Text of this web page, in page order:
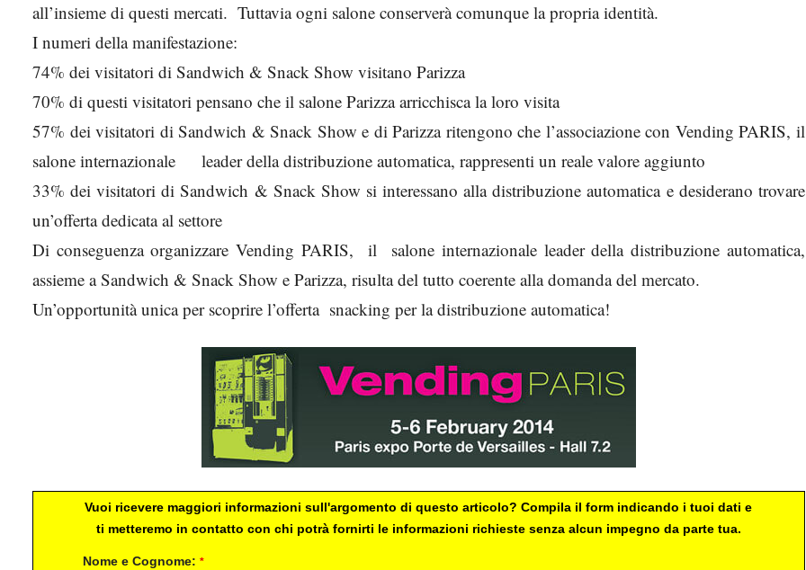
all’insieme di questi mercati. Tuttavia ogni salone conserverà comunque la propria identità.
I numeri della manifestazione:
74% dei visitatori di Sandwich & Snack Show visitano Parizza
70% di questi visitatori pensano che il salone Parizza arricchisca la loro visita
57% dei visitatori di Sandwich & Snack Show e di Parizza ritengono che l’associazione con Vending PARIS, il
salone internazionale leader della distribuzione automatica, rappresenti un reale valore aggiunto
33% dei visitatori di Sandwich & Snack Show si interessano alla distribuzione automatica e desiderano trovare
un’offerta dedicata al settore
Di conseguenza organizzare Vending PARIS, il salone internazionale leader della distribuzione automatica,
assieme a Sandwich & Snack Show e Parizza, risulta del tutto coerente alla domanda del mercato.
Un’opportunità unica per scoprire l’offerta snacking per la distribuzione automatica!
Vuoi ricevere maggiori informazioni sull'argomento di questo articolo? Compila il form indicando i tuoi dati e
ti metteremo in contatto con chi potrà fornirti le informazioni richieste senza alcun impegno da parte tua.
Nome e Cognome: *